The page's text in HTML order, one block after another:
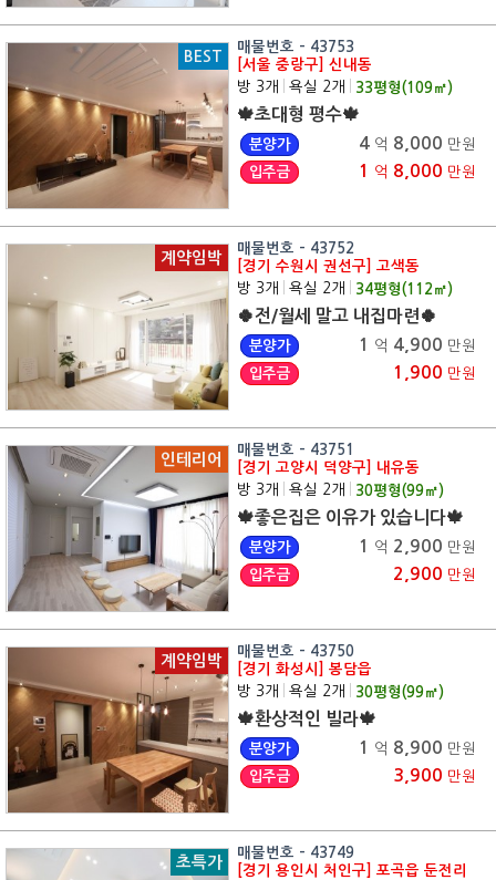
BEST
매물번호 - 43753
[서울 중랑구] 신내동
방 3개
욕실 2개 33평형(109㎡)
🍁초대형 평수🍁
분양가 4 억 8,000 만원
입주금
1 억 8,000 만원
계약임박
매물번호 - 43752
[경기 수원시 권선구] 고색동
방 3개
욕실 2개 34평형(112 ㎡)
🍀전/월세 말고 내집마련🍀
분양가 1 억 4,900 만원
입주금
1,900 만원
인테리어
매물번호 - 43751
[경기 고양시 덕양구] 내유동
방 3개
욕실 2개 30평형(99㎡)
🍁좋은집은 이유가 있습니다🍁
분양가 1 억 2,900 만원
입주금
2,900 만원
계약임박
매물번호 - 43750
[경기 화성시] 봉담읍
방 3개
욕실 2개 30평형(99㎡)
🍁환상적인 빌라🍁
분양가 1 억 8,900 만원
입주금
3,900 만원
초특가
매물번호 - 43749
[경기 용인시 처인구] 포곡읍 둔전리